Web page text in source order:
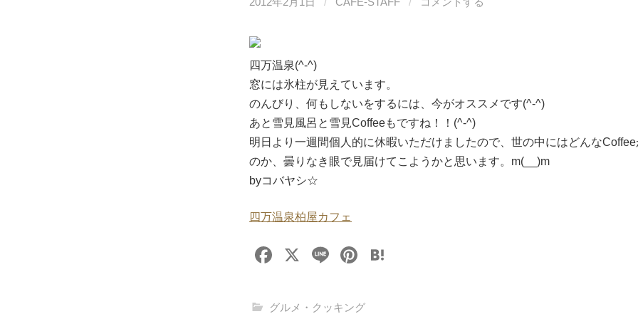
四万温泉(^-^)
窓には氷柱が見えています。
のんびり、何もしないをするには、今がオススメです(^-^)
あと雪見風呂と雪見Coffeeもですね！！(^-^)
明日より一週間個人的に休暇いただけましたので、世の中にはどんな
のか、曇りなき眼で見届けてこようかと思います。m(__)m
byコバヤシ☆
四万温泉柏屋カフェ
F
c
X
Li
e
Pi
er
グルメ・クッキング